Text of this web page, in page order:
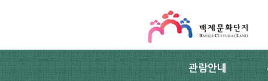
관람안내